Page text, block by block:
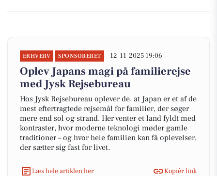
ERHVERV SPONSORERET 12-11-2025 19:06
Oplev Japans magi på familierejse
med Jysk Rejsebureau
Hos Jysk Rejsebureau oplever de, at Japan er et af de
mest eftertragtede rejsemål for familier, der søger
mere end sol og strand. Her venter et land fyldt med
kontraster, hvor moderne teknologi møder gamle
traditioner – og hvor hele familien kan få oplevelser,
der sætter sig fast for livet.
Læs hele artiklen her Kopiér link